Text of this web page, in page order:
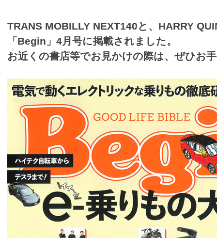
TRANS MOBILLY NEXT140と、HARRY
「Begin」4月号に掲載されました。
お近くの書店等でお見かけの際は、ぜひお